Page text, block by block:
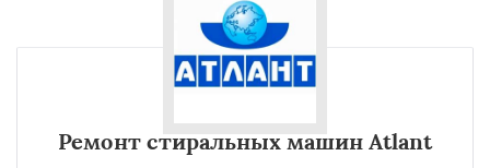
Ремонт стиральных машин Atlant